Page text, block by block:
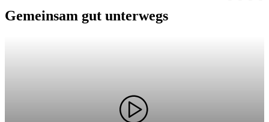
Gemeinsam gut unterwegs